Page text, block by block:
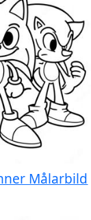
Målarbild